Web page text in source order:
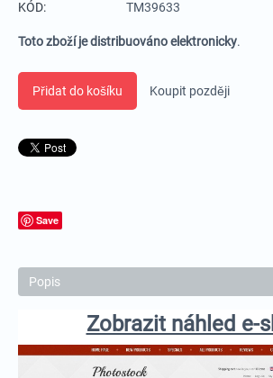
KÓD: TM39633
Toto zboží je distribuováno elektronicky.
Přidat do košíku Koupit později
Save
Popis
Zobrazit náhled e-